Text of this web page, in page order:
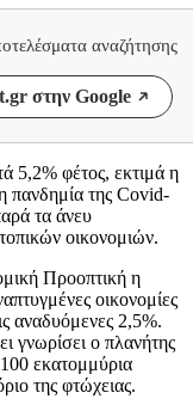
αναζήτησης
στην Google
5,2% φέτος, εκτιμά η
πανδημία της Covid-
τα άνευ
οικονομιών.
Προοπτική η
οικονομίες
αναδυόμενες 2,5%.
γνωρίσει ο πλανήτης
εκατομμύρια
της φτώχειας.